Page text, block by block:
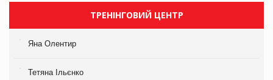
ТРЕНІНГОВИЙ ЦЕНТР
Яна Олентир
Тетяна Ільєнко